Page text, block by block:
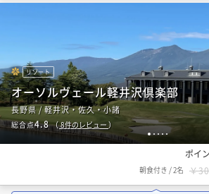
12345
リゾート
オーソルヴェール軽井沢倶楽部
長野県 / 軽井沢・佐久・小諸
総合点4.8（8件のレビュー）
ポイ
朝食付き /2名 ￥